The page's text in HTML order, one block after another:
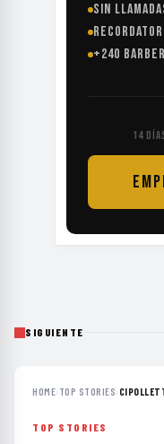
SIN
+240
14
SIGUIENTE
HOME› TOP STORIES›
TOP STORIES